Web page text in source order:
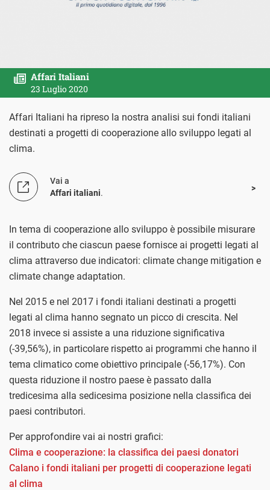
Affari Italiani
23 Luglio 2020
Affari Italiani ha ripreso la nostra analisi sui fondi italiani
destinati a progetti di cooperazione allo sviluppo legati al
clima.
Vai a
Affari italiani.
In tema di cooperazione allo sviluppo è possibile misurare
il contributo che ciascun paese fornisce ai progetti legati al
clima attraverso due indicatori: climate change mitigation e
climate change adaptation.
Nel 2015 e nel 2017 i fondi italiani destinati a progetti
legati al clima hanno segnato un picco di crescita. Nel
2018 invece si assiste a una riduzione significativa
(-39,56%), in particolare rispetto ai programmi che hanno il
tema climatico come obiettivo principale (-56,17%). Con
questa riduzione il nostro paese è passato dalla
tredicesima alla sedicesima posizione nella classifica dei
paesi contributori.
Per approfondire vai ai nostri grafici:
Clima e cooperazione: la classifica dei paesi donatori
Calano i fondi italiani per progetti di cooperazione legati
al clima